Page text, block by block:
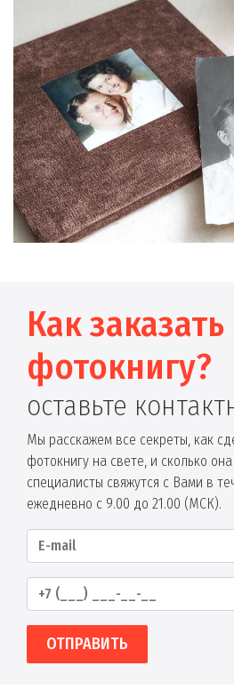
Как заказать
фотокнигу?
оставьте
Мы расскажем все секреты, как
фотокнигу на свете, и сколько
специалисты свяжутся с Вами в
ежедневно с 9.00 до 21.00 (МСК).
ОТПРАВИТЬ